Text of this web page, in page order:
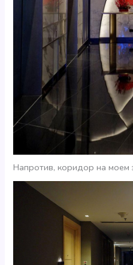
Напротив, коридор на